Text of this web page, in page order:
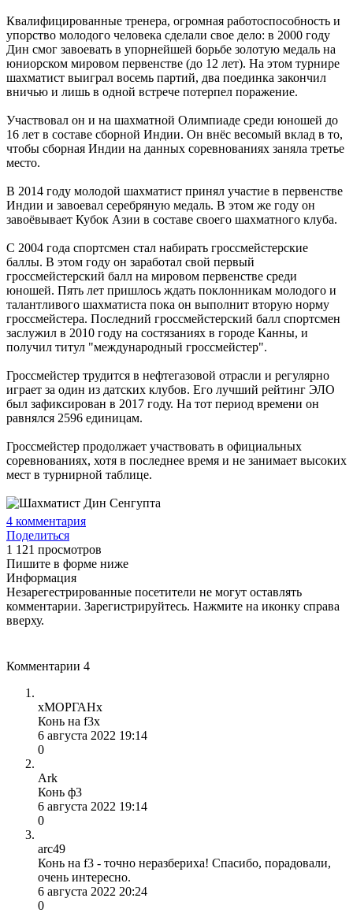
Квалифицированные тренера, огромная работоспособность и
упорство молодого человека сделали свое дело: в 2000 году
Дин смог завоевать в упорнейшей борьбе золотую медаль на
юниорском мировом первенстве (до 12 лет). На этом турнире
шахматист выиграл восемь партий, два поединка закончил
вничью и лишь в одной встрече потерпел поражение.
Участвовал он и на шахматной Олимпиаде среди юношей до
16 лет в составе сборной Индии. Он внёс весомый вклад в то,
чтобы сборная Индии на данных соревнованиях заняла третье
место.
В 2014 году молодой шахматист принял участие в первенстве
Индии и завоевал серебряную медаль. В этом же году он
завоёвывает Кубок Азии в составе своего шахматного клуба.
С 2004 года спортсмен стал набирать гроссмейстерские
баллы. В этом году он заработал свой первый
гроссмейстерский балл на мировом первенстве среди
юношей. Пять лет пришлось ждать поклонникам молодого и
талантливого шахматиста пока он выполнит вторую норму
гроссмейстера. Последний гроссмейстерский балл спортсмен
заслужил в 2010 году на состязаниях в городе Канны, и
получил титул "международный гроссмейстер".
Гроссмейстер трудится в нефтегазовой отрасли и регулярно
играет за один из датских клубов. Его лучший рейтинг ЭЛО
был зафиксирован в 2017 году. На тот период времени он
равнялся 2596 единицам.
Гроссмейстер продолжает участвовать в официальных
соревнованиях, хотя в последнее время и не занимает высоких
мест в турнирной таблице.
4 комментария
Поделиться
1 121 просмотров
Пишите в форме ниже
Информация
Незарегестрированные посетители не могут оставлять
комментарии. Зарегистрируйтесь. Нажмите на иконку справа
вверху.
Комментарии 4
хМОРГАНх
Конь на f3х
6 августа 2022 19:14
0
Ark
Конь ф3
6 августа 2022 19:14
0
arc49
Конь на f3 - точно неразбериха! Спасибо, порадовали,
очень интересно.
6 августа 2022 20:24
0